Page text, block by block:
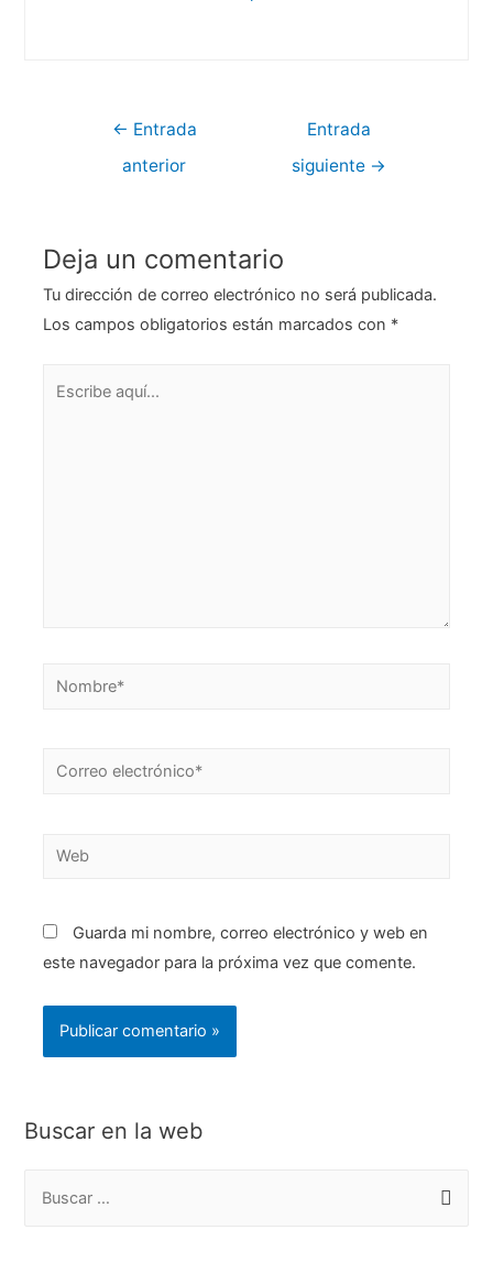
Navegación
← Entrada
anterior
Entrada
siguiente →
Deja un comentario
Tu dirección de correo electrónico no será publicada.
Los campos obligatorios están marcados con *
Nombre*
Correo
Web
Guarda mi nombre, correo electrónico y web en
este navegador para la próxima vez que comente.
Buscar en la web